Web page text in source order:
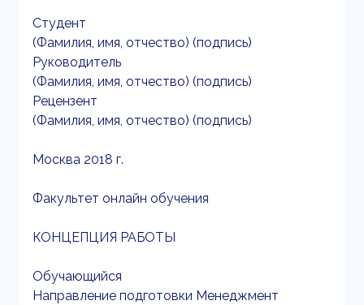
Студент
(Фамилия, имя, отчество) (подпись)
Руководитель
(Фамилия, имя, отчество) (подпись)
Рецензент
(Фамилия, имя, отчество) (подпись)
Москва 2018 г.
Факультет онлайн обучения
КОНЦЕПЦИЯ РАБОТЫ
Обучающийся
Направление подготовки Менеджмент